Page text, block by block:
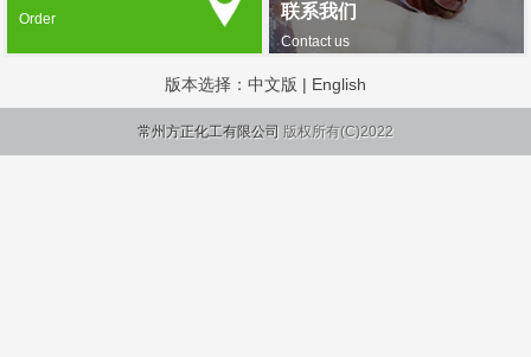
联系我们
Contact us
Order
版本选择： 中文版 | English
常州方正化工有限公司 版权所有(C)2022